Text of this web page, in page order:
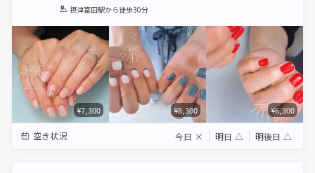
1 2 3 4 5
摂津富田駅から徒歩30分
¥7,300 ¥8,300 ¥6,300
空き状況 今日 × 明日 △ 明後日 △